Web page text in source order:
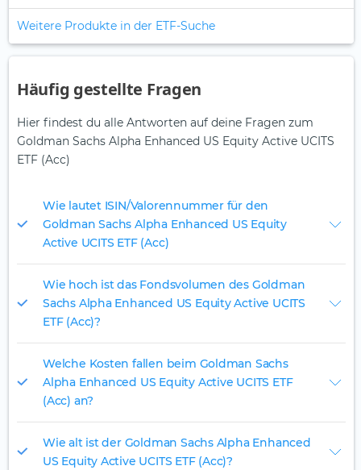
Weitere Produkte in der ETF-Suche
Häufig gestellte Fragen
Hier findest du alle Antworten auf deine Fragen zum
Goldman Sachs Alpha Enhanced US Equity Active UCITS
ETF (Acc)
Wie lautet ISIN/Valorennummer für den
Goldman Sachs Alpha Enhanced US Equity
Active UCITS ETF (Acc)
Wie hoch ist das Fondsvolumen des Goldman
Sachs Alpha Enhanced US Equity Active UCITS
ETF (Acc)?
Welche Kosten fallen beim Goldman Sachs
Alpha Enhanced US Equity Active UCITS ETF
(Acc) an?
Wie alt ist der Goldman Sachs Alpha Enhanced
US Equity Active UCITS ETF (Acc)?